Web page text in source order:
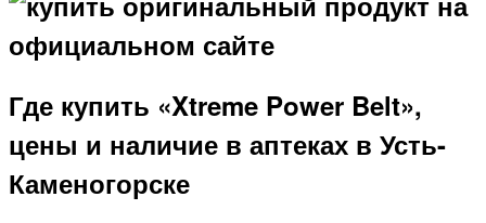
Где купить «Xtreme Power Belt»,
цены и наличие в аптеках в Усть-
Каменогорске